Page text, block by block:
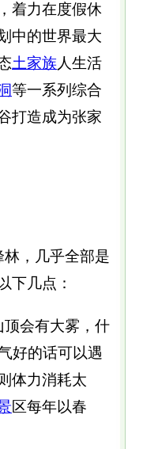
着力在度假休
中的世界最大
土家族 人生活
等一系列综合
打造成为张家
，几乎全部是
下几点：
会有大雾，什
好的话可以遇
体力消耗太
区每年以春